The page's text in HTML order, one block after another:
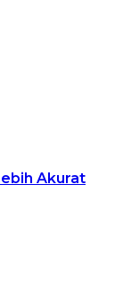
Akurat